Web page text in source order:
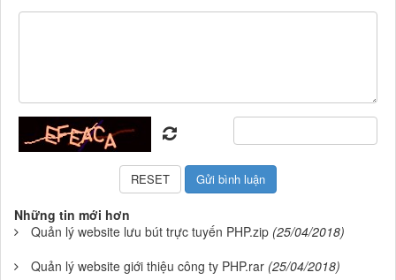
Những tin mới hơn
Quản lý website lưu bút trực tuyến PHP.zip (25/04/2018)
Quản lý website giới thiệu công ty PHP.rar (25/04/2018)